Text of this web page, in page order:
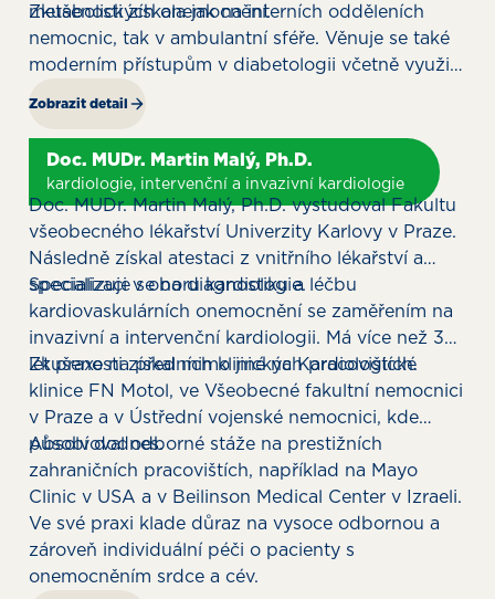
metabolických onemocnění.
Zkušenosti získala jak na interních odděleních
nemocnic, tak v ambulantní sféře. Věnuje se také
moderním přístupům v diabetologii včetně využití
Zobrazit detail
Doc. MUDr. Martin Malý, Ph.D.
kardiologie, intervenční a invazivní kardiologie
Doc. MUDr. Martin Malý, Ph.D. vystudoval Fakultu
všeobecného lékařství Univerzity Karlovy v Praze.
Následně získal atestaci z vnitřního lékařství a
specializaci v oboru kardiologie.
Specializuje se na diagnostiku a léčbu
kardiovaskulárních onemocnění se zaměřením na
invazivní a intervenční kardiologii. Má více než 30
let praxe na předních klinických pracovištích.
Zkušenosti získal mimo jiné na Kardiologické
klinice FN Motol, ve Všeobecné fakultní nemocnici
v Praze a v Ústřední vojenské nemocnici, kde
působí dodnes.
Absolvoval odborné stáže na prestižních
zahraničních pracovištích, například na Mayo
Clinic v USA a v Beilinson Medical Center v Izraeli.
Ve své praxi klade důraz na vysoce odbornou a
zároveň individuální péči o pacienty s
onemocněním srdce a cév.